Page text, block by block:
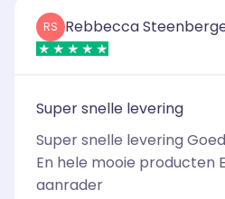
RS Rebbecca
Super snelle levering
Super snelle levering
En hele mooie producten
aanrader